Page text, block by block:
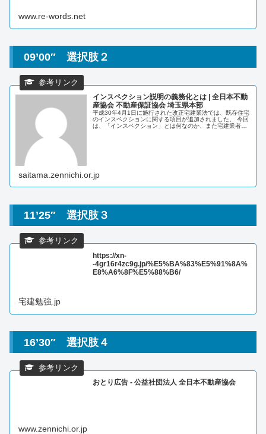
www.re-words.net
09’00″ 選択肢２
インスペクション説明の義務化とは | 全日本不動
産協会 不動産保証協会 埼玉県本部
平成30年4月1日に施行された改正宅建業法では、既存住宅
のインスペクションに関する項目が追加されました。 今回
は、「インスペクション」とは何なのか、また宅建業者に
saitama.zennichi.or.jp
11’25″ 選択肢３
https://xn-
-4gr16r4zc9g.jp/%E5%BA%83%E5%91%8A%
E8%A6%8F%E5%88%B6/
宅建勉強.jp
16’30″ 選択肢４
おとり広告 - 公益社団法人 全日本不動産協会
www.zennichi.or.jp